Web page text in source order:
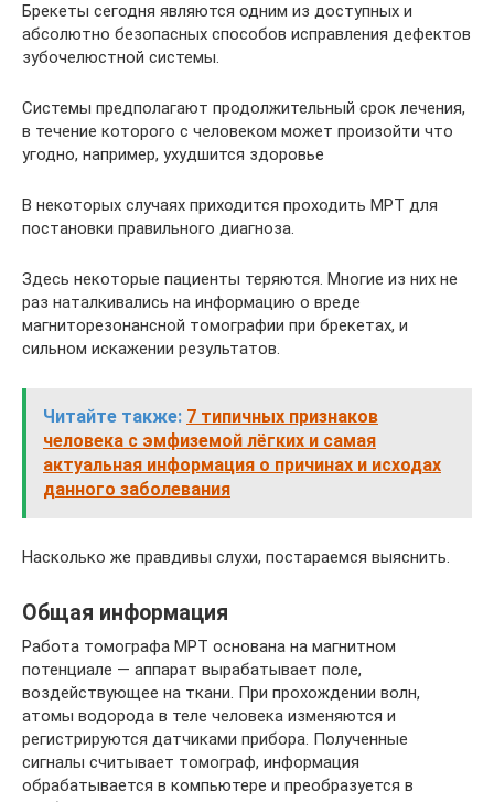
Брекеты сегодня являются одним из доступных и
абсолютно безопасных способов исправления дефектов
зубочелюстной системы.
Системы предполагают продолжительный срок лечения,
в течение которого с человеком может произойти что
угодно, например, ухудшится здоровье
В некоторых случаях приходится проходить МРТ для
постановки правильного диагноза.
Здесь некоторые пациенты теряются. Многие из них не
раз наталкивались на информацию о вреде
магниторезонансной томографии при брекетах, и
сильном искажении результатов.
Читайте также: 7 типичных признаков
человека с эмфиземой лёгких и самая
актуальная информация о причинах и исходах
данного заболевания
Насколько же правдивы слухи, постараемся выяснить.
Общая информация
Работа томографа МРТ основана на магнитном
потенциале — аппарат вырабатывает поле,
воздействующее на ткани. При прохождении волн,
атомы водорода в теле человека изменяются и
регистрируются датчиками прибора. Полученные
сигналы считывает томограф, информация
обрабатывается в компьютере и преобразуется в